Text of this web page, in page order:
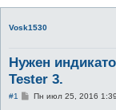
Vosk1530
Нужен
Tester 3.
#1
СПн июл 25, 2016